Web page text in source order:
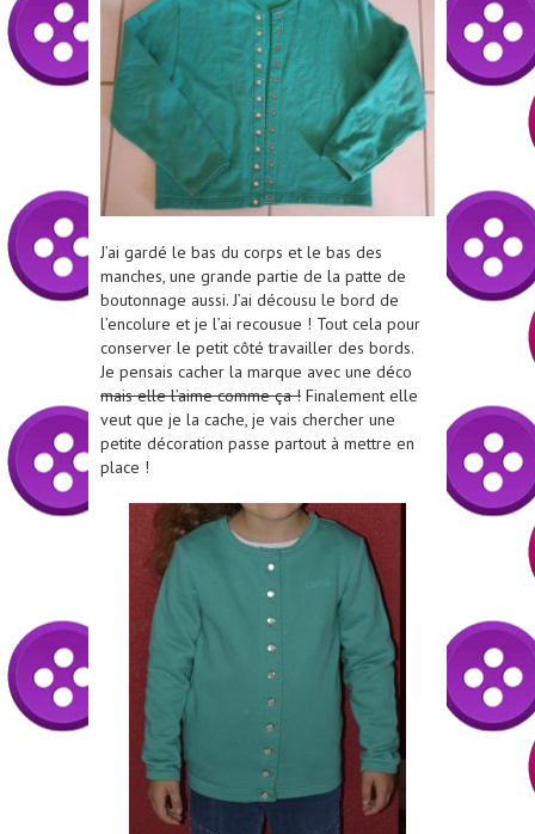
J’ai gardé le bas du corps et le bas des
manches, une grande partie de la patte de
boutonnage aussi. J’ai décousu le bord de
l’encolure et je l’ai recousue ! Tout cela pour
conserver le petit côté travailler des bords.
Je pensais cacher la marque avec une déco
mais elle l’aime comme ça ! Finalement elle
veut que je la cache, je vais chercher une
petite décoration passe partout à mettre en
place !